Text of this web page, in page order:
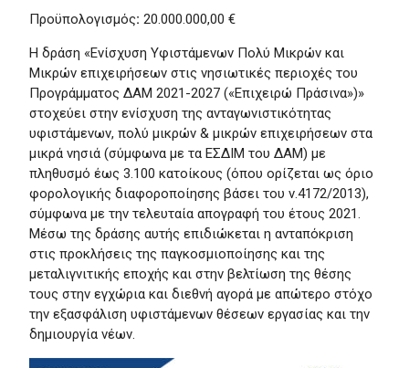
Προϋπολογισμός: 20.000.000,00 €
Η δράση «Ενίσχυση Υφιστάμενων Πολύ Μικρών και
Μικρών επιχειρήσεων στις νησιωτικές περιοχές του
Προγράμματος ΔΑΜ 2021-2027 («Επιχειρώ Πράσινα»)»
στοχεύει στην ενίσχυση της ανταγωνιστικότητας
υφιστάμενων, πολύ μικρών & μικρών επιχειρήσεων στα
μικρά νησιά (σύμφωνα με τα ΕΣΔΙΜ του ΔΑΜ) με
πληθυσμό έως 3.100 κατοίκους (όπου ορίζεται ως όριο
φορολογικής διαφοροποίησης βάσει του ν.4172/2013),
σύμφωνα με την τελευταία απογραφή του έτους 2021.
Μέσω της δράσης αυτής επιδιώκεται η ανταπόκριση
στις προκλήσεις της παγκοσμιοποίησης και της
μεταλιγνιτικής εποχής και στην βελτίωση της θέσης
τους στην εγχώρια και διεθνή αγορά με απώτερο στόχο
την εξασφάλιση υφιστάμενων θέσεων εργασίας και την
δημιουργία νέων.